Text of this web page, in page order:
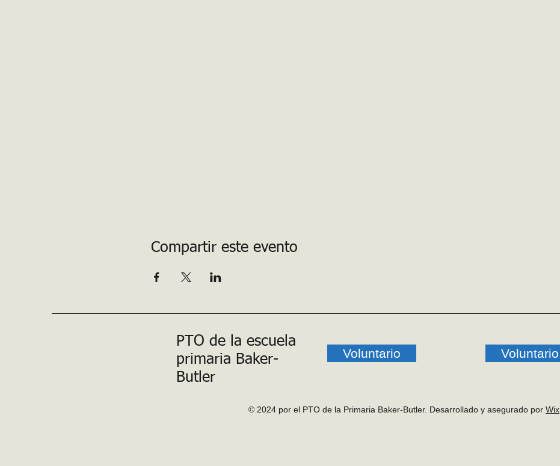
Compartir este evento
PTO de la escuela
primaria Baker-
Butler
Voluntario Voluntario
© 2024 por el PTO de la Primaria Baker-Butler. Desarrollado y asegurado por Wix